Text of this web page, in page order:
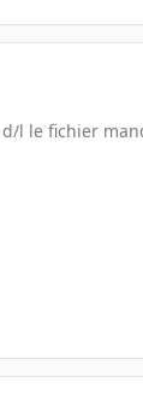
l le fichier